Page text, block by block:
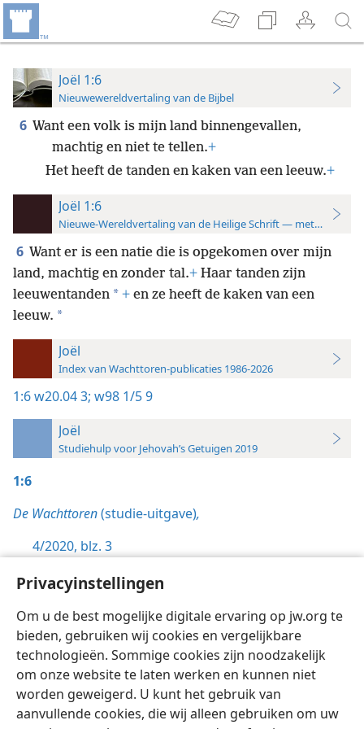
Privacyinstellingen
Om u de best mogelijke digitale ervaring op jw.org te
bieden, gebruiken wij cookies en vergelijkbare
technologieën. Sommige cookies zijn noodzakelijk
om onze website te laten werken en kunnen niet
worden geweigerd. U kunt het gebruik van
aanvullende cookies, die wij alleen gebruiken om uw
Joël 1:6
Nieuwewereldvertaling van de Bijbel
6 Want een volk is mijn land binnengevallen,
machtig en niet te tellen.+
Het heeft de tanden en kaken van een leeuw.+
Joël 1:6
Nieuwe-Wereldvertaling van de Heilige Schrift — met
6 Want er is een natie die is opgekomen over mijn
land, machtig en zonder tal.+ Haar tanden zijn
leeuwentanden * + en ze heeft de kaken van een
leeuw. *
Joël
Index van Wachttoren-publicaties 1986-2026
1:6w20.04 3; w98 1/5 9
Joël
Studiehulp voor Jehovah’s Getuigen 2019
1:6
De Wachttoren(studie-uitgave),
4/2020, blz. 3
De Wachttoren,
1/5/1998, blz. 9
Nederlands Instellingen